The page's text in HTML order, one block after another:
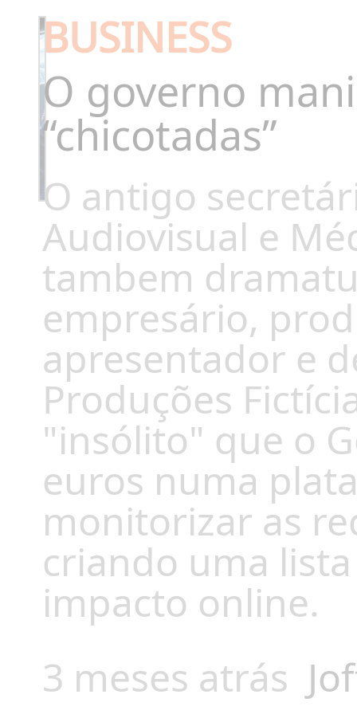
BUSINESS
O governo
“chicotadas”
O antigo
Audiovisual e
tambem
empresário,
apresentador e
Produções
"insólito" que o
euros numa
monitorizar as
criando uma
impacto online.
3 meses atrás